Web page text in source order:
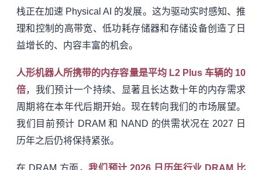
栈正在加速 Physical AI 的发展。这为驱动实时感知、推
理和控制的高带宽、低功耗存储器和存储设备创造了日
益增长的、内容丰富的机会。
人形机器人所携带的内存容量是平均 L2 Plus 车辆的 10
倍，我们预计一个持续、显著且长达数十年的内存需求
周期将在本年代后期开始。现在转向我们的市场展望。
我们目前预计 DRAM 和 NAND 的供需状况在 2027 日
历年之后仍将保持紧张。
在 DRAM 方面，我们预计 2026 日历年行业 DRAM 比